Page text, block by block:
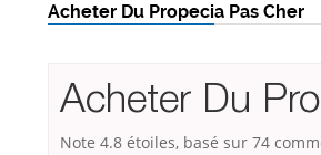
Acheter Du Propecia Pas Cher
Acheter Du
Note 4.8 étoiles, basé sur 74